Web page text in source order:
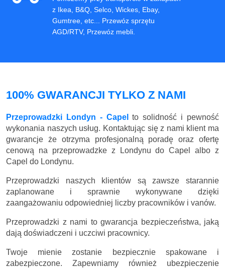
z Ikea, B&Q, Selco, Wickes, Ebay,
Gumtree, etc... Przewóz sprzętu
AGD/RTV, Przewóz mebli.
100% GWARANCJI TYLKO Z NAMI
Przeprowadzki Londyn - Capel
to solidność i pewność
wykonania naszych usług. Kontaktując się z nami klient ma
gwarancje że otrzyma profesjonalną poradę oraz ofertę
cenową na przeprowadzke z Londynu do Capel albo z
Capel do Londynu.
Przeprowadzki naszych klientów są zawsze starannie
zaplanowane i sprawnie wykonywane dzięki
zaangażowaniu odpowiedniej liczby pracowników i vanów.
Przeprowadzki z nami to gwarancja bezpieczeństwa, jaką
dają doświadczeni i uczciwi pracownicy.
Twoje mienie zostanie bezpiecznie spakowane i
zabezpieczone. Zapewniamy również ubezpieczenie